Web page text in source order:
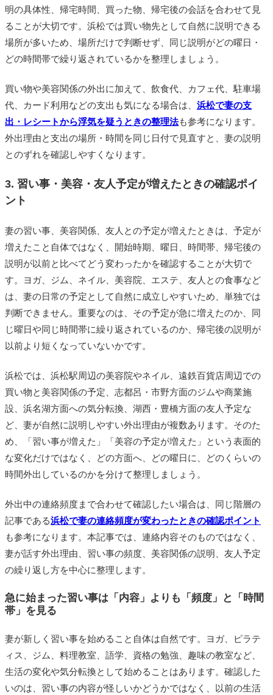
明の具体性、帰宅時間、買った物、帰宅後の会話を合わせて見
ることが大切です。浜松では買い物先として自然に説明できる
場所が多いため、場所だけで判断せず、同じ説明がどの曜日・
どの時間帯で繰り返されているかを整理しましょう。
買い物や美容関係の外出に加えて、飲食代、カフェ代、駐車場
代、カード利用などの支出も気になる場合は、 浜松で妻の支
出・レシートから浮気を疑うときの整理法も参考になります。
外出理由と支出の場所・時間を同じ日付で見直すと、妻の説明
とのずれを確認しやすくなります。
3. 習い事・美容・友人予定が増えたときの確認ポイ
ント
妻の習い事、美容関係、友人との予定が増えたときは、予定が
増えたこと自体ではなく、開始時期、曜日、時間帯、帰宅後の
説明が以前と比べてどう変わったかを確認することが大切で
す。ヨガ、ジム、ネイル、美容院、エステ、友人との食事など
は、妻の日常の予定として自然に成立しやすいため、単独では
判断できません。重要なのは、その予定が急に増えたのか、同
じ曜日や同じ時間帯に繰り返されているのか、帰宅後の説明が
以前より短くなっていないかです。
浜松では、浜松駅周辺の美容院やネイル、遠鉄百貨店周辺での
買い物と美容関係の予定、志都呂・市野方面のジムや商業施
設、浜名湖方面への気分転換、湖西・豊橋方面の友人予定な
ど、妻が自然に説明しやすい外出理由が複数あります。そのた
め、「習い事が増えた」「美容の予定が増えた」という表面的
な変化だけではなく、どの方面へ、どの曜日に、どのくらいの
時間外出しているのかを分けて整理しましょう。
外出中の連絡頻度まで合わせて確認したい場合は、同じ階層の
記事である浜松で妻の連絡頻度が変わったときの確認ポイント
も参考になります。本記事では、連絡内容そのものではなく、
妻が話す外出理由、習い事の頻度、美容関係の説明、友人予定
の繰り返し方を中心に整理します。
急に始まった習い事は「内容」よりも「頻度」と「時間
帯」を見る
妻が新しく習い事を始めること自体は自然です。ヨガ、ピラテ
ィス、ジム、料理教室、語学、資格の勉強、趣味の教室など、
生活の変化や気分転換として始めることはあります。確認した
いのは、習い事の内容が怪しいかどうかではなく、以前の生活